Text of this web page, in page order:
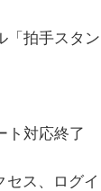
拍手スタ
ト対応終了
セス、ログ